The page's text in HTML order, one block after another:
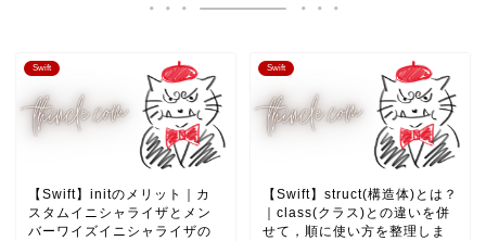
Swift
【Swift】initのメリット｜カ
スタムイニシャライザとメン
バーワイズイニシャライザの
Swift
【Swift】struct(構造体)とは？
｜class(クラス)との違いを併
せて，順に使い方を整理しま